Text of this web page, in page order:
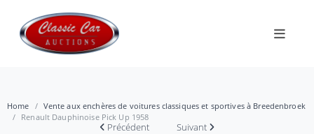
Home
Vente aux enchères de voitures classiques et sportives à Breedenbroek
Renault Dauphinoise Pick Up 1958
Précédent Suivant